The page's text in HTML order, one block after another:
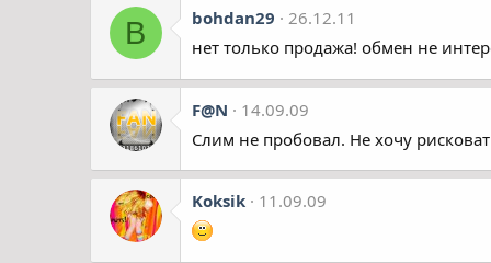
B bohdan29
26.12.11
нет только продажа! обмен не
F@N
14.09.09
Слим не пробовал. Не хочу
Koksik 11.09.09